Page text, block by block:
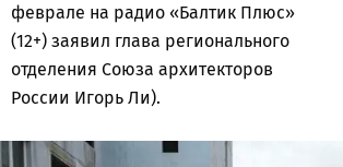
феврале на радио «Балтик Плюс»
(12+) заявил глава регионального
отделения Союза архитекторов
России Игорь Ли).